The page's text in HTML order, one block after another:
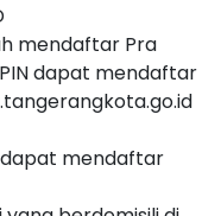
mendaftar Pra
dapat mendaftar
dapat mendaftar